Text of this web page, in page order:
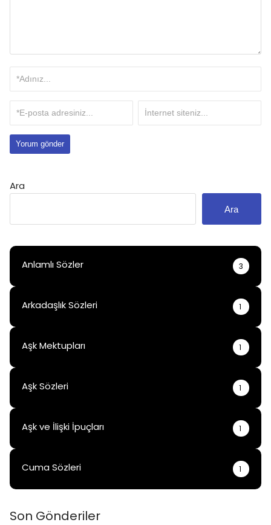
Ara
Ara
Anlamlı Sözler 3
Arkadaşlık Sözleri 1
Aşk Mektupları 1
Aşk Sözleri 1
Aşk ve İlişki İpuçları 1
Cuma Sözleri 1
Son Gönderiler